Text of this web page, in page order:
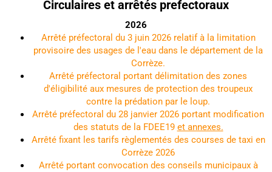
Circulaires et arrêtés prefectoraux
2026
Arrêté préfectoral du 3 juin 2026 relatif à la limitation
provisoire des usages de l'eau dans le département de la
Corrèze.
Arrêté préfectoral portant délimitation des zones
d'éligibilité aux mesures de protection des troupeux
contre la prédation par le loup.
Arrêté préfectoral du 28 janvier 2026 portant modification
des statuts de la FDEE19 et annexes.
Arrêté fixant les tarifs règlementés des courses de taxi en
Corrèze 2026
Arrêté portant convocation des conseils municipaux à